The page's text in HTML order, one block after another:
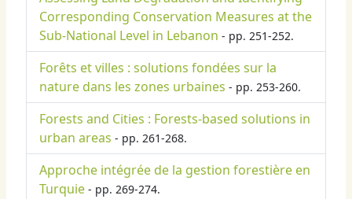
Corresponding Conservation Measures at the
Sub-National Level in Lebanon - pp. 251-252.
Forêts et villes : solutions fondées sur la
nature dans les zones urbaines - pp. 253-260.
Forests and Cities : Forests-based solutions in
urban areas - pp. 261-268.
Approche intégrée de la gestion forestière en
Turquie - pp. 269-274.